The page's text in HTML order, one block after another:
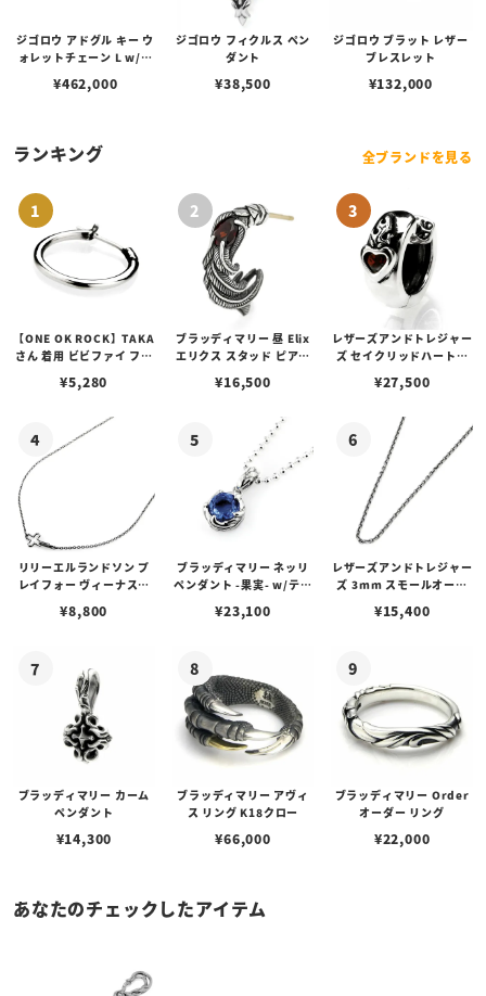
ジゴロウ アドグル キー ウ
ォレットチェーン L w/キ
¥462,000
ジゴロウ フィクルス ペン
ダント
¥38,500
ジゴロウ ブラット レザー
ブレスレット
¥132,000
ランキング 全ブランドを見る
【ONE OK ROCK】TAKA
さん 着用 ビビファイ フー
¥5,280
ブラッディマリー 昼 Elix
エリクス スタッド ピアス
¥16,500
レザーズアンドトレジャー
ズ セイクリッドハートピ
¥27,500
リリーエルランドソン プ
レイフォー ヴィーナスチ
¥8,800
ブラッディマリー ネッリ
ペンダント -果実- w/ティ
¥23,100
レザーズアンドトレジャー
ズ 3mm スモールオーバ
ブスタークラスプ＆LTロ
¥15,400
ブラッディマリー カーム
ペンダント
¥14,300
ブラッディマリー アヴィ
ス リング K18クロー
¥66,000
ブラッディマリー Order
オーダー リング
¥22,000
あなたのチェックしたアイテム